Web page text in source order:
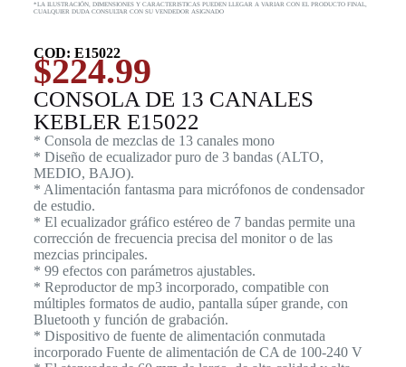
*LA ILUSTRACIÓN, DIMENSIONES Y CARACTERISTICAS PUEDEN LLEGAR A VARIAR CON EL PRODUCTO FINAL,
CUALQUIER DUDA CONSULTAR CON SU VENDEDOR ASIGNADO
COD: E15022
$224.99
CONSOLA DE 13 CANALES
KEBLER E15022
* Consola de mezclas de 13 canales mono
* Diseño de ecualizador puro de 3 bandas (ALTO,
MEDIO, BAJO).
* Alimentación fantasma para micrófonos de condensador
de estudio.
* El ecualizador gráfico estéreo de 7 bandas permite una
corrección de frecuencia precisa del monitor o de las
mezcias principales.
* 99 efectos con parámetros ajustables.
* Reproductor de mp3 incorporado, compatible con
múltiples formatos de audio, pantalla súper grande, con
Bluetooth y función de grabación.
* Dispositivo de fuente de alimentación conmutada
incorporado Fuente de alimentación de CA de 100-240 V